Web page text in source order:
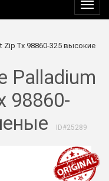
Меню
Zip Tx 98860-325 высокие
Palladium
98860-
ID#25289